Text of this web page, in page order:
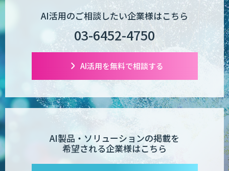
AI活用のご相談したい企業様はこちら
03-6452-4750
AI活用を無料で相談する
AI製品・ソリューションの掲載を
希望される企業様はこちら